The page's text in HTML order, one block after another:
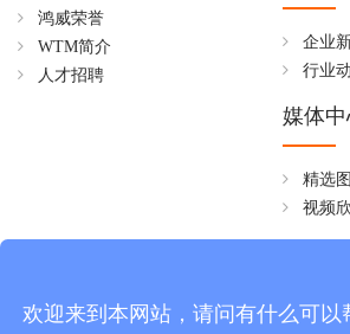
鸿威荣誉
WTM简介
人才招聘
企业
行业
媒体
精选
视频
周一至周五 08:30~18:00
欢迎来到本网站，请问有什么可以